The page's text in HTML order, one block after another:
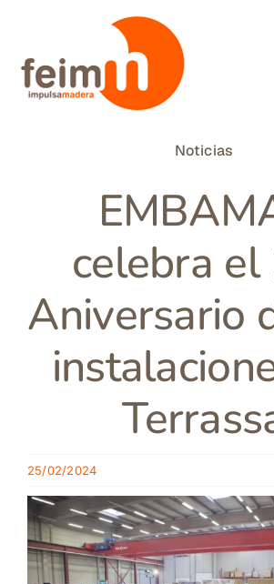
contenido
La Madera
Información útil
Actualidad
Buscar:
Noticias
celebra el
Aniversario
25/02/2024